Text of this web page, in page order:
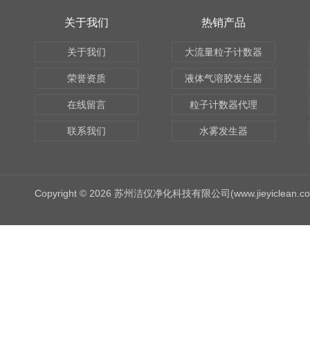
关于我们
关于我们
荣誉资质
在线留言
联系我们
热销产品
大流量粒子计数器
液体气溶胶发生器
粒子计数器代理
水雾发生器
Copyright © 2026 苏州洁仪净化科技有限公司